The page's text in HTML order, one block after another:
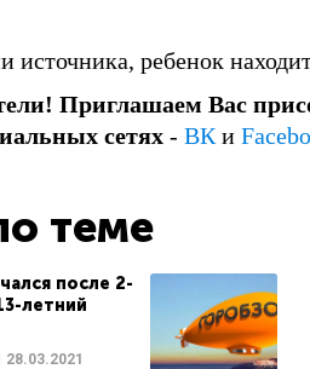
ребенок
Приглашаем Вас
сетях - ВК и
теме
после 2-
летний
28.03.2021